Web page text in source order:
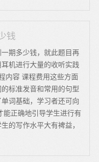
钱
期多少钱，就此题目再
机进行大量的收听实践
内容 课程费用这些方面
标准发音和常用的句型
词基础，学习者还可向
能正确地引导学生进行有
的写作水平大有裨益，